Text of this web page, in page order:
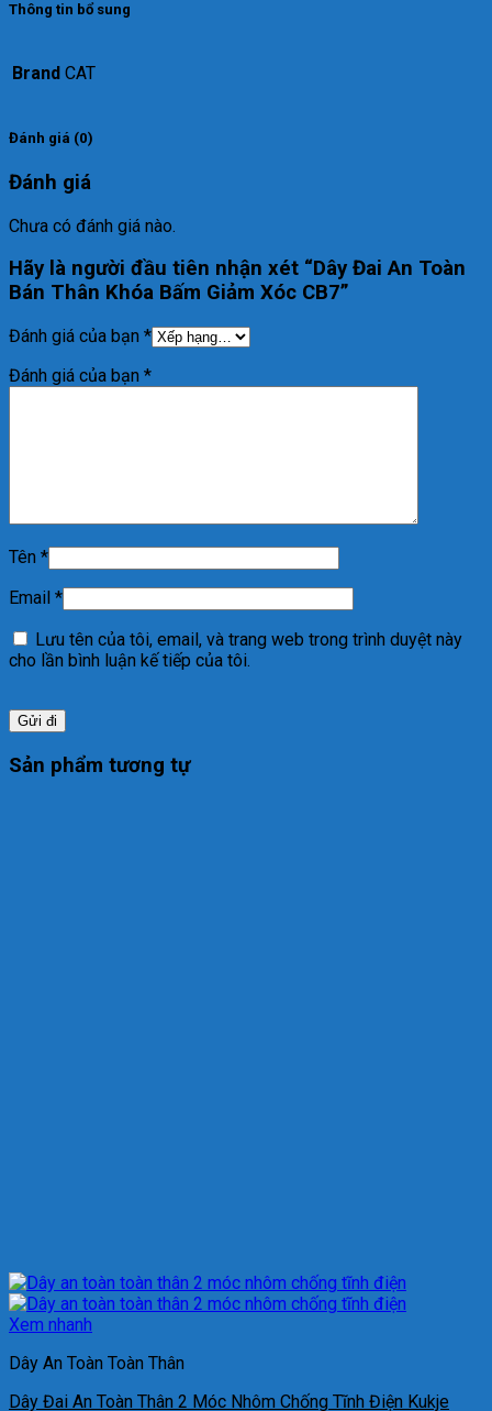
Thông tin bổ sung
Brand CAT
Đánh giá (0)
Đánh giá
Chưa có đánh giá nào.
Hãy là người đầu tiên nhận xét “Dây Đai An Toàn
Bán Thân Khóa Bấm Giảm Xóc CB7”
Đánh giá của bạn *
Đánh giá của bạn *
Tên *
Email *
Lưu tên của tôi, email, và trang web trong trình duyệt này
cho lần bình luận kế tiếp của tôi.
Sản phẩm tương tự
Xem nhanh
Dây An Toàn Toàn Thân
Dây Đai An Toàn Thân 2 Móc Nhôm Chống Tĩnh Điện Kukje